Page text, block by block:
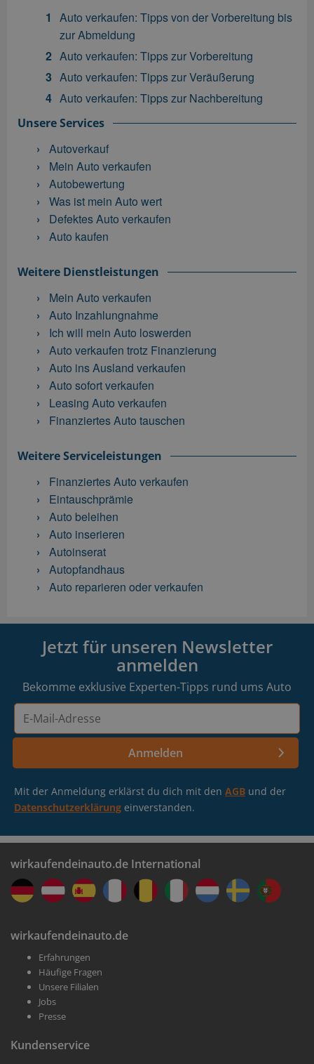
Auto verkaufen: Tipps von der Vorbereitung bis
zur Abmeldung
Auto verkaufen: Tipps zur Vorbereitung
Auto verkaufen: Tipps zur Veräußerung
Auto verkaufen: Tipps zur Nachbereitung
Unsere Services
Autoverkauf
Mein Auto verkaufen
Autobewertung
Was ist mein Auto wert
Defektes Auto verkaufen
Auto kaufen
Weitere Dienstleistungen
Mein Auto verkaufen
Auto Inzahlungnahme
Ich will mein Auto loswerden
Auto verkaufen trotz Finanzierung
Auto ins Ausland verkaufen
Auto sofort verkaufen
Leasing Auto verkaufen
Finanziertes Auto tauschen
Weitere Serviceleistungen
Finanziertes Auto verkaufen
Eintauschprämie
Auto beleihen
Auto inserieren
Autoinserat
Autopfandhaus
Auto reparieren oder verkaufen
Jetzt für unseren Newsletter
anmelden
Bekomme exklusive Experten-Tipps rund ums Auto
Adresse
Anmelden
Mit der Anmeldung erklärst du dich mit den AGB und der
Datenschutzerklärung einverstanden.
wirkaufendeinauto.de International
wirkaufendeinauto.de
Erfahrungen
Häufige Fragen
Unsere Filialen
Jobs
Presse
Kundenservice